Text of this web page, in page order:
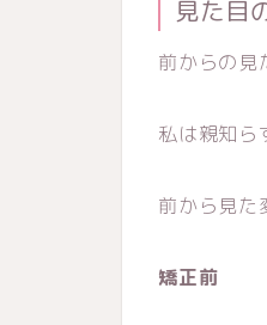
見た目
前からの見
私は親知ら
前から見た
矯正前